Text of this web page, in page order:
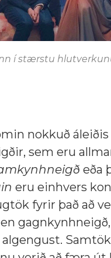
í stærstu
nokkuð
sem eru
eða
eru einhvers
fyrir það að